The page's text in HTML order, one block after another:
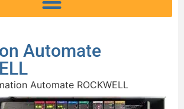
Automate
Automate ROCKWELL